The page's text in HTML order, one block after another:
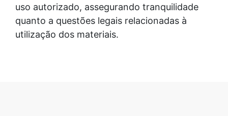
uso autorizado, assegurando tranquilidade
quanto a questões legais relacionadas à
utilização dos materiais.